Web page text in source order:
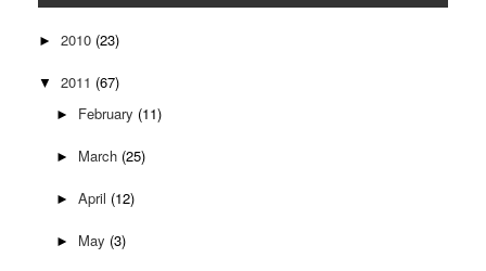
► 2010 (23)
▼ 2011 (67)
► February (11)
► March (25)
► April (12)
► May (3)